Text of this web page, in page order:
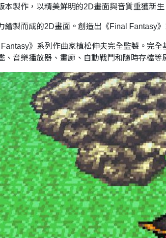
本製作，以精美鮮明的2D畫面與音質重獲新生
製而成的2D畫面。創造出《Final Fantasy
》系列作曲家植松伸夫完全監製。完全
、音樂播放器、畫廊、自動戰鬥和隨時存檔等